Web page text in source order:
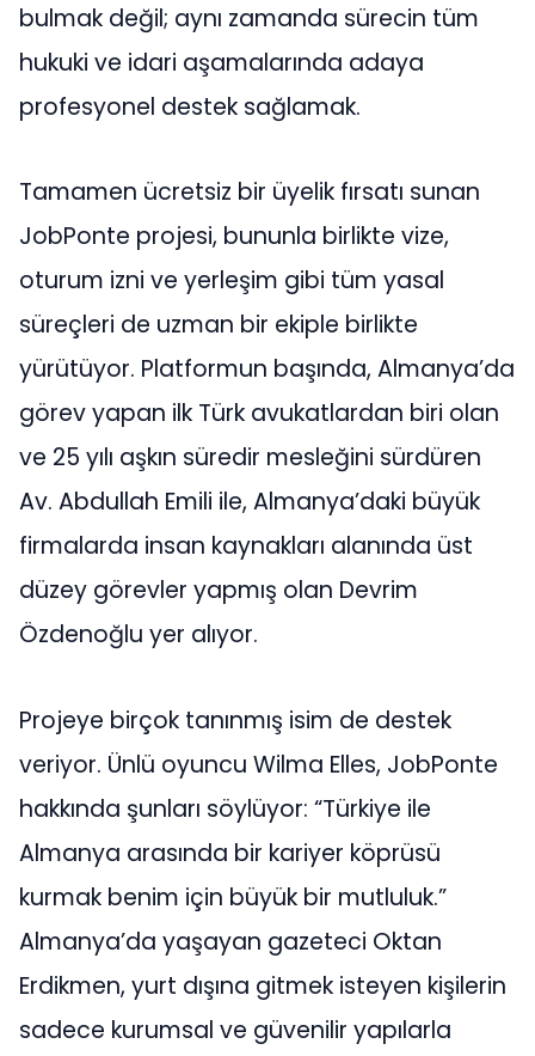
bulmak değil; aynı zamanda sürecin tüm
hukuki ve idari aşamalarında adaya
profesyonel destek sağlamak.
Tamamen ücretsiz bir üyelik fırsatı sunan
JobPonte projesi, bununla birlikte vize,
oturum izni ve yerleşim gibi tüm yasal
süreçleri de uzman bir ekiple birlikte
yürütüyor. Platformun başında, Almanya’da
görev yapan ilk Türk avukatlardan biri olan
ve 25 yılı aşkın süredir mesleğini sürdüren
Av. Abdullah Emili ile, Almanya’daki büyük
firmalarda insan kaynakları alanında üst
düzey görevler yapmış olan Devrim
Özdenoğlu yer alıyor.
Projeye birçok tanınmış isim de destek
veriyor. Ünlü oyuncu Wilma Elles, JobPonte
hakkında şunları söylüyor: “Türkiye ile
Almanya arasında bir kariyer köprüsü
kurmak benim için büyük bir mutluluk.”
Almanya’da yaşayan gazeteci Oktan
Erdikmen, yurt dışına gitmek isteyen kişilerin
sadece kurumsal ve güvenilir yapılarla